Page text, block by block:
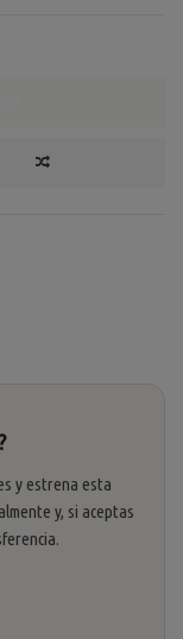
y estrena esta
y, si aceptas